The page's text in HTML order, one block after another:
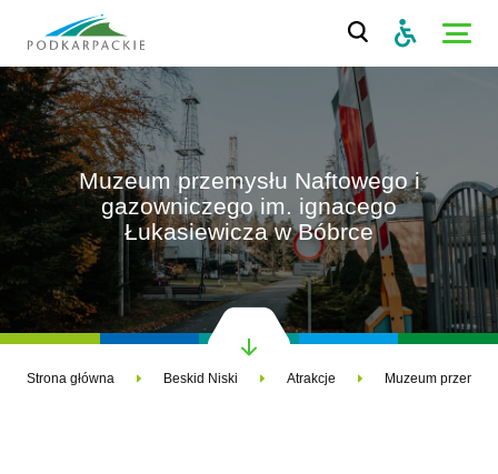
Muzeum przemysłu Naftowego i
gazowniczego im. ignacego
Łukasiewicza w Bóbrce
Strona główna Beskid Niski Atrakcje